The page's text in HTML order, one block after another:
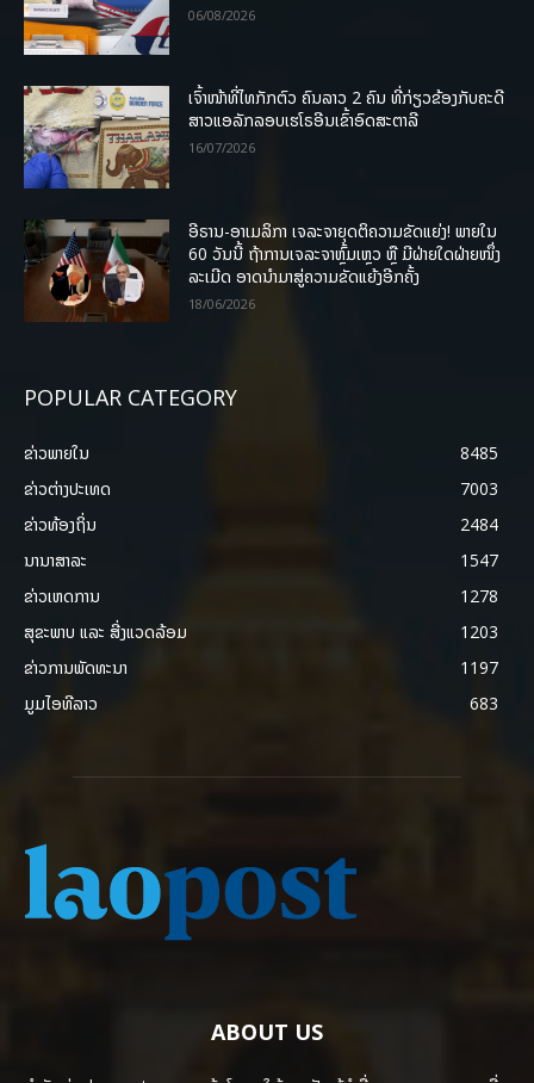
06/08/2026
ເຈົ້າໜ້າທີ່ໄທກັກຕົວ ຄົນລາວ 2 ຄົນ ທີ່ກ່ຽວຂ້ອງກັບຄະດີ
ສາວແອລັກລອບເຮໂຣອີນເຂົ້າອົດສະຕາລີ
16/07/2026
ອີຣານ-ອາເມລິກາ ເຈລະຈາຍຸດຕິຄວາມຂັດແຍ່ງ! ພາຍໃນ
60 ວັນນີ້ ຖ້າການເຈລະຈາຫຼົ້ມເຫຼວ ຫຼື ມີຝ່າຍໃດຝ່າຍໜຶ່ງ
ລະເມີດ ອາດນໍາມາສູ່ຄວາມຂັດແຍ້ງອີກຄັ້ງ
18/06/2026
POPULAR CATEGORY
ຂ່າວພາຍ​ໃນ
8485
ຂ່າວຕ່າງປະເທດ
7003
ຂ່າວທ້ອງຖິ່ນ
2484
ນານາສາລະ
1547
ຂ່າວເຫດການ
1278
ສຸຂະພາບ ແລະ ສີ່ງແວດລ້ອມ
1203
ຂ່າວການພັດທະນາ
1197
ມູມໄອທີລາວ
683
ABOUT US